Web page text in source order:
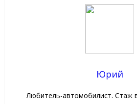
Юрий
Любитель-автомобилист. Стаж